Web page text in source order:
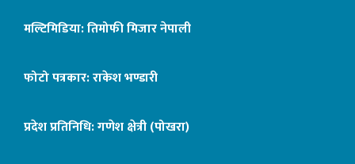
मल्टिमिडिया: तिमोफी मिजार नेपाली
फोटो पत्रकार: राकेश भण्डारी
प्रदेश प्रतिनिधि: गणेश क्षेत्री (पोखरा)